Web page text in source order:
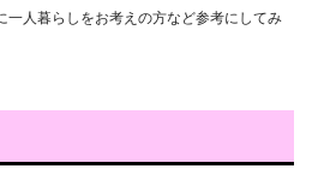
一人暮らしをお考えの方など参考にしてみ